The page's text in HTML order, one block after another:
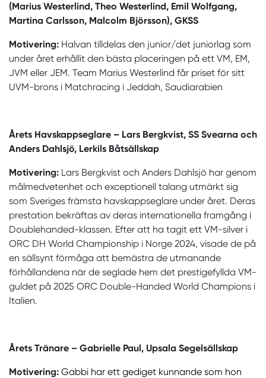
(Marius Westerlind, Theo Westerlind, Emil Wolfgang,
Martina Carlsson, Malcolm Björsson), GKSS
Motivering: Halvan tilldelas den junior/det juniorlag som
under året erhållit den bästa placeringen på ett VM, EM,
JVM eller JEM. Team Marius Westerlind får priset för sitt
UVM-brons i Matchracing i Jeddah, Saudiarabien
Årets Havskappseglare – Lars Bergkvist, SS Svearna och
Anders Dahlsjö, Lerkils Båtsällskap
Motivering: Lars Bergkvist och Anders Dahlsjö har genom
målmedvetenhet och exceptionell talang utmärkt sig
som Sveriges främsta havskappseglare under året. Deras
prestation bekräftas av deras internationella framgång i
Doublehanded-klassen. Efter att ha tagit ett VM-silver i
ORC DH World Championship i Norge 2024, visade de på
en sällsynt förmåga att bemästra de utmanande
förhållandena när de seglade hem det prestigefyllda VM-
guldet på 2025 ORC Double-Handed World Champions i
Italien.
Årets Tränare – Gabrielle Paul, Upsala Segelsällskap
Motivering: Gabbi har ett gediget kunnande som hon